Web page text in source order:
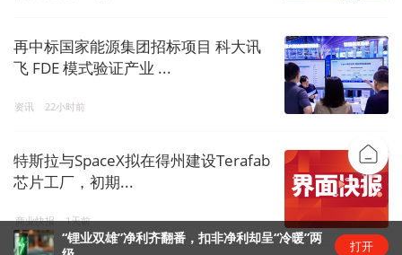
再中标国家能源集团招标项目 科大讯
飞 FDE 模式验证产业 ...
资讯 22小时前
特斯拉与SpaceX拟在得州建设Terafab
芯片工厂，初期...
商业快报 1天前
“锂业双雄”净利齐翻番，扣非净利却呈“冷暖”两
打开